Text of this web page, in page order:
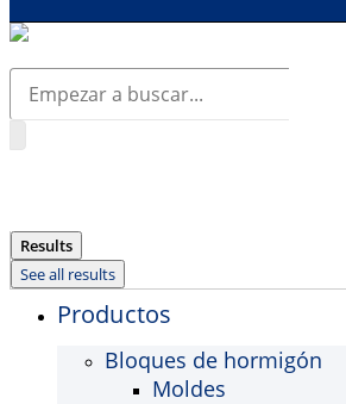
Search
Results
See all results
Productos
Bloques de hormigón
Moldes